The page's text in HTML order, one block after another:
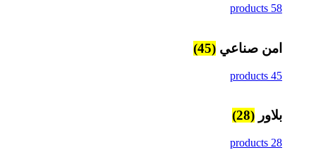
58 products
امن صناعي (45)
45 products
بلاور (28)
28 products